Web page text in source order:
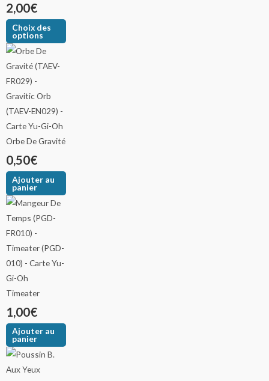
2,00€
Choix des
options
Orbe De Gravité
0,50€
Ajouter au
panier
Timeater
1,00€
Ajouter au
panier